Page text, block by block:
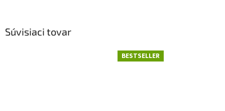
Súvisiaci tovar
BESTSELLER